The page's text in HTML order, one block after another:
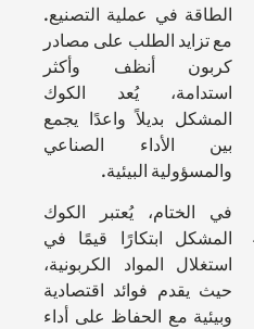
الطاقة في عملية التصنيع.
مع تزايد الطلب على مصادر
كربون أنظف وأكثر
استدامة، يُعد الكوك
المشكل بديلاً واعدًا يجمع
بين الأداء الصناعي
والمسؤولية البيئية.
في الختام، يُعتبر الكوك
المشكل ابتكارًا قيمًا في
استغلال المواد الكربونية،
حيث يقدم فوائد اقتصادية
وبيئية مع الحفاظ على أداء